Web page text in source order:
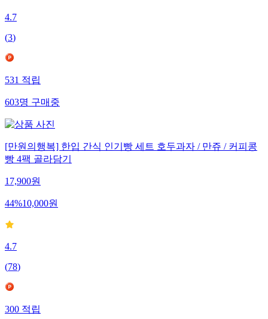
4.7
(3)
531적립
603명구매중
[만원의행복] 한입 간식 인기빵 세트 호두과자 / 만쥬 / 커피콩
빵 4팩 골라담기
17,900원
44%10,000원
4.7
(78)
300적립